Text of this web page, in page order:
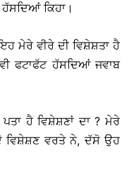
ਕਿਹਾ।
ਮੇਰੇ ਵੀਰੇ ਦੀ ਵਿਸ਼ੇਸ਼ਤਾ ਹੈ
ਫਟਾਫੱਟ ਹੱਸਦਿਆਂ ਜਵਾਬ
ਹੈ ਵਿਸ਼ੇਸ਼ਣਾਂ ਦਾ ? ਮੇਰੇ
ਵਿਸ਼ੇਸ਼ਣ ਵਰਤੇ ਨੇ, ਦੱਸੋ ਉਹ